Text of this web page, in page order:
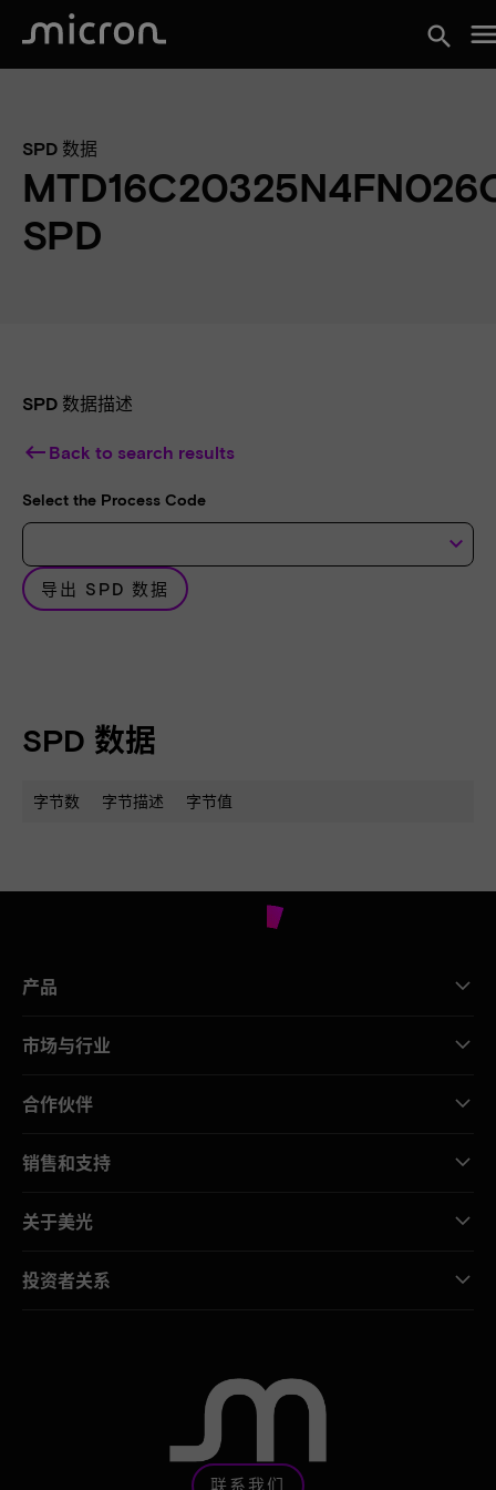
search
SPD 数据
SPD
SPD 数据描述
keyboard_backspace Back to search results
Select the Process Code
keyboard_arrow_down
导出 SPD 数据
SPD 数据
字节数 字节描述 字节值
产品
市场与行业
合作伙伴
销售和支持
关于美光
投资者关系
联系我们